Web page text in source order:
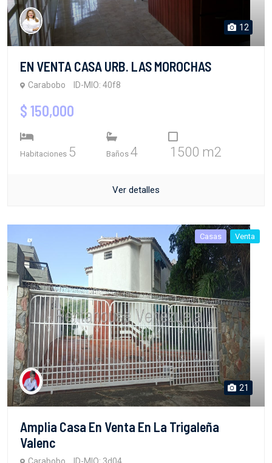
12
EN VENTA CASA URB. LAS MOROCHAS
Carabobo ID-MIO: 40f8
$ 150,000
Habitaciones 5 Baños 4 1500 m2
Ver detalles
Casas Venta
21
Amplia Casa En Venta En La Trigaleña
Valenc
Carabobo ID-MIO: 3d04